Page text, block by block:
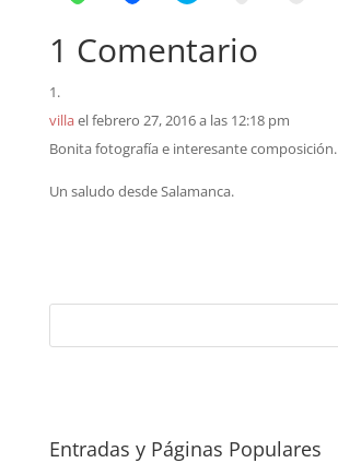
1 Comentario
villael febrero 27, 2016 a las 12:18 pm
Bonita fotografía e interesante composición.
Un saludo desde Salamanca.
Entradas y Páginas Populares